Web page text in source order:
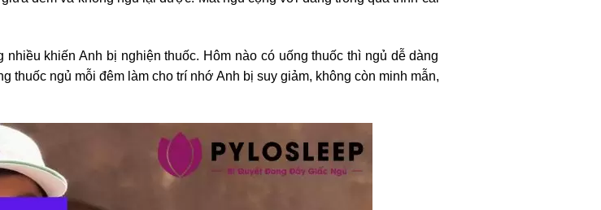
khiến Anh bị nghiện thuốc. Hôm nào có uống thuốc thì ngủ dễ dàng
thuốc ngủ mỗi đêm làm cho trí nhớ Anh bị suy giảm, không còn minh mẫn,